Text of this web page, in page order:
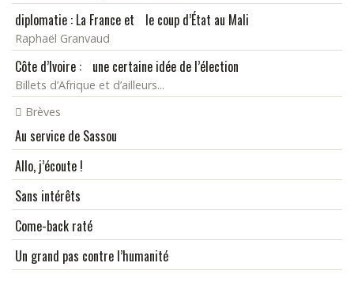
diplomatie : La France et le coup d’État au Mali
Raphaël Granvaud
Côte d’Ivoire : une certaine idée de l’élection
Billets d’Afrique et d’ailleurs...
Brèves
Au service de Sassou
Allo, j’écoute !
Sans intérêts
Come-back raté
Un grand pas contre l’humanité